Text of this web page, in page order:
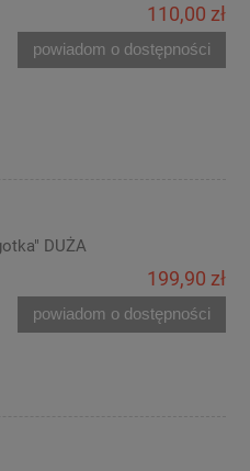
110,00 zł
powiadom o dostępności
DUŻA
199,90 zł
powiadom o dostępności